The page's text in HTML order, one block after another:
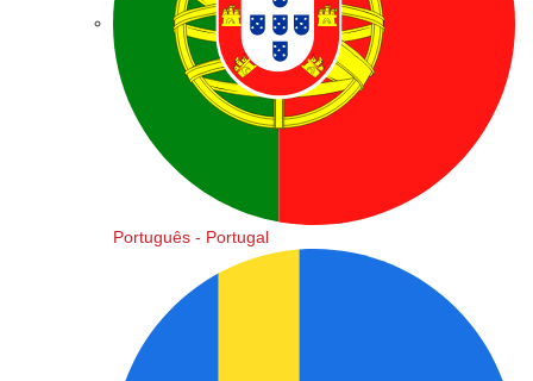
Português - Portugal